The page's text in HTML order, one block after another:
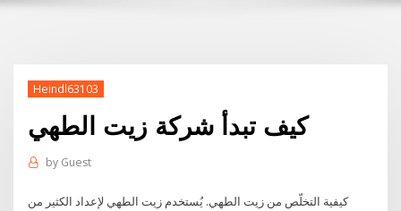
Heindl63103
كيف تبدأ شركة زيت الطهي
by Guest
كيفية التخلّص من زيت الطهي. يُستخدم زيت الطهي لإعداد الكثير من